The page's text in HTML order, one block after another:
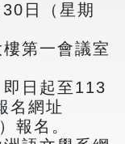
日（星期
第一會議室
日起至113
名網址
報名。